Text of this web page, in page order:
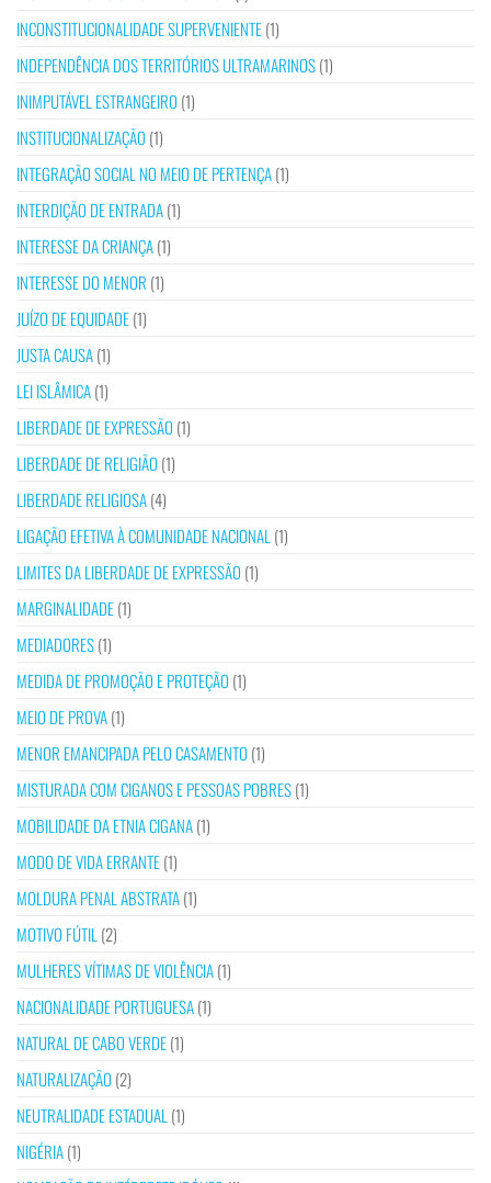
INCONSTITUCIONALIDADE SUPERVENIENTE(1)
INDEPENDÊNCIA DOS TERRITÓRIOS ULTRAMARINOS(1)
INIMPUTÁVEL ESTRANGEIRO (1)
INSTITUCIONALIZAÇÃO (1)
INTEGRAÇÃO SOCIAL NO MEIO DE PERTENÇA(1)
INTERDIÇÃO DE ENTRADA(1)
INTERESSE DA CRIANÇA(1)
INTERESSE DO MENOR (1)
JUÍZO DE EQUIDADE(1)
JUSTA CAUSA(1)
LEI ISLÂMICA(1)
LIBERDADE DE EXPRESSÃO (1)
LIBERDADE DE RELIGIÃO (1)
LIBERDADE RELIGIOSA(4)
LIGAÇÃO EFETIVA À COMUNIDADE NACIONAL (1)
LIMITES DA LIBERDADE DE EXPRESSÃO (1)
MARGINALIDADE(1)
MEDIADORES(1)
MEDIDA DE PROMOÇÃO E PROTEÇÃO (1)
MEIO DE PROVA(1)
MENOR EMANCIPADA PELO CASAMENTO (1)
MISTURADA COM CIGANOS E PESSOAS POBRES(1)
MOBILIDADE DA ETNIA CIGANA(1)
MODO DE VIDA ERRANTE(1)
MOLDURA PENAL ABSTRATA(1)
MOTIVO FÚTIL (2)
MULHERES VÍTIMAS DE VIOLÊNCIA(1)
NACIONALIDADE PORTUGUESA(1)
NATURAL DE CABO VERDE(1)
NATURALIZAÇÃO (2)
NEUTRALIDADE ESTADUAL (1)
NIGÉRIA(1)